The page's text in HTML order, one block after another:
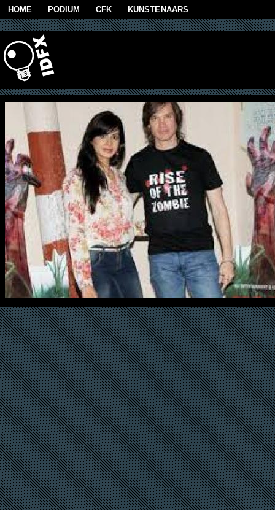
Skip to main content
HOME PODIUM CFK KUNSTENAARS